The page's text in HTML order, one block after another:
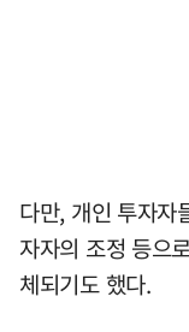
다만, 개인 투자자
자자의 조정 등으
체되기도 했다.